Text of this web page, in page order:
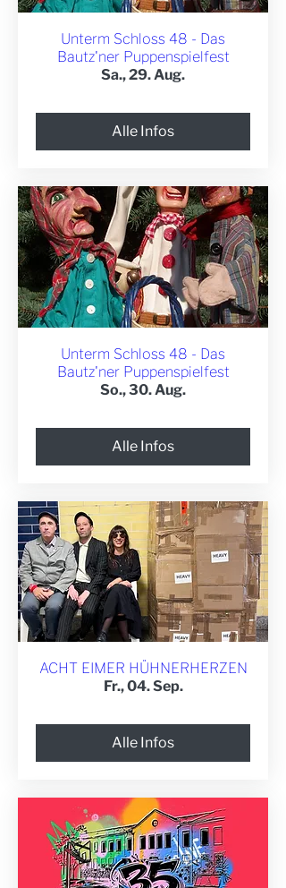
Unterm Schloss 48 - Das
Bautz'ner Puppenspielfest
Sa., 29. Aug.
Alle Infos
Unterm Schloss 48 - Das
Bautz'ner Puppenspielfest
So., 30. Aug.
Alle Infos
ACHT EIMER HÜHNERHERZEN
Fr., 04. Sep.
Alle Infos